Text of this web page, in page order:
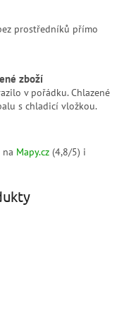
prostředníků přímo
zboží
v pořádku. Chlazené
s chladicí vložkou.
Mapy.cz (4,8/5) i